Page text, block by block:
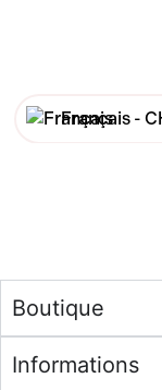
Français -
Boutique
Informations